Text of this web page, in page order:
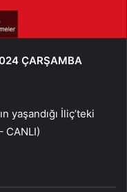
ÇARŞAMBA
yaşandığı İliç’teki
CANLI)